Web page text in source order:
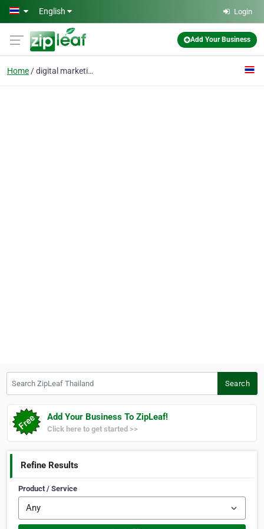
Skip to main content
English Login
Add Your Business
Home digital marketing
Search
Add Your Business To ZipLeaf!
Click here to get started >>
Refine Results
Product / Service